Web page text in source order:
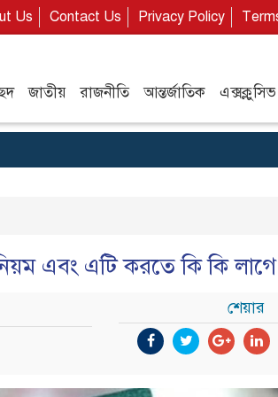
Us Contact Us Privacy Policy
জাতীয় রাজনীতি আন্তর্জাতিক এক্সক্লুসিভ
এবং এটি করতে কি কি লাগে
শেয়ার